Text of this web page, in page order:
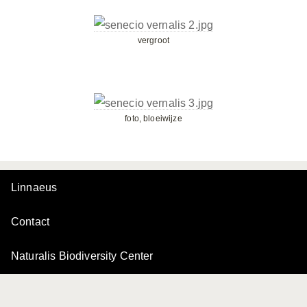
vergroot
foto, bloeiwijze
Linnaeus
Contact
Naturalis Biodiversity Center